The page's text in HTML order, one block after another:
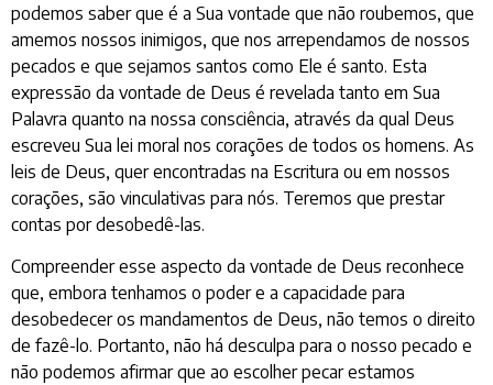
podemos saber que é a Sua vontade que não roubemos, que
amemos nossos inimigos, que nos arrependamos de nossos
pecados e que sejamos santos como Ele é santo. Esta
expressão da vontade de Deus é revelada tanto em Sua
Palavra quanto na nossa consciência, através da qual Deus
escreveu Sua lei moral nos corações de todos os homens. As
leis de Deus, quer encontradas na Escritura ou em nossos
corações, são vinculativas para nós. Teremos que prestar
contas por desobedê-las.
Compreender esse aspecto da vontade de Deus reconhece
que, embora tenhamos o poder e a capacidade para
desobedecer os mandamentos de Deus, não temos o direito
de fazê-lo. Portanto, não há desculpa para o nosso pecado e
não podemos afirmar que ao escolher pecar estamos